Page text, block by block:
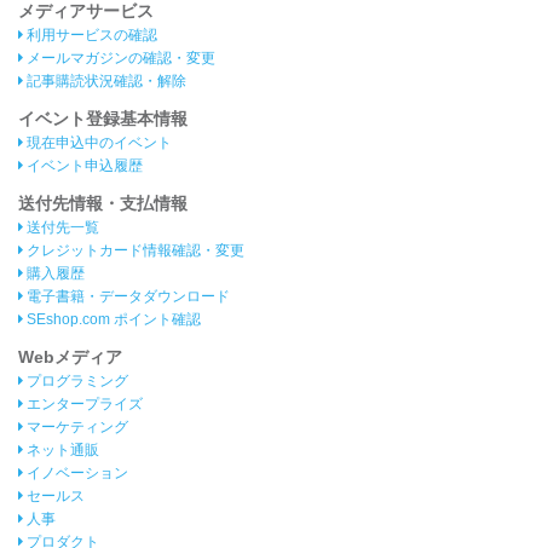
メディアサービス
利用サービスの確認
メールマガジンの確認・変更
記事購読状況確認・解除
イベント登録基本情報
現在申込中のイベント
イベント申込履歴
送付先情報・支払情報
送付先一覧
クレジットカード情報確認・変更
購入履歴
電子書籍・データダウンロード
SEshop.com ポイント確認
Webメディア
プログラミング
エンタープライズ
マーケティング
ネット通販
イノベーション
セールス
人事
プロダクト